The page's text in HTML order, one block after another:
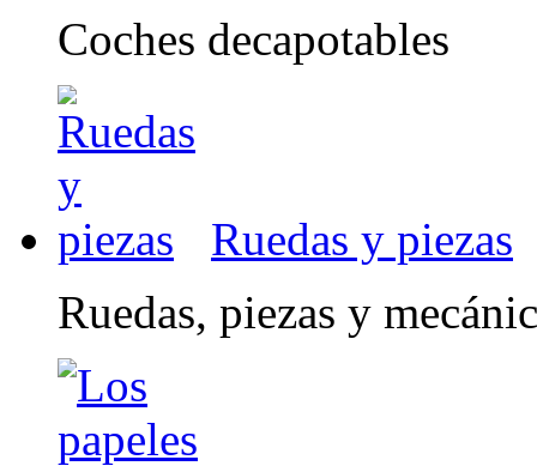
Coches decapotables
Ruedas y piezas
Ruedas, piezas y